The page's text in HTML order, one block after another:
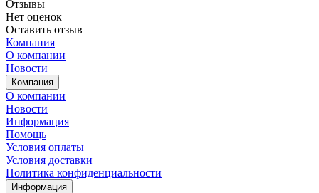
Отзывы
Нет оценок
Оставить отзыв
Компания
О компании
Новости
Компания
О компании
Новости
Информация
Помощь
Условия оплаты
Условия доставки
Политика конфиденциальности
Информация